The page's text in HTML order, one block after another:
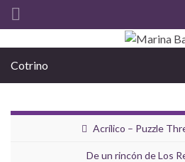
Search for:
Cotrino
Acrílico – Puzzle
De un rincón de Los